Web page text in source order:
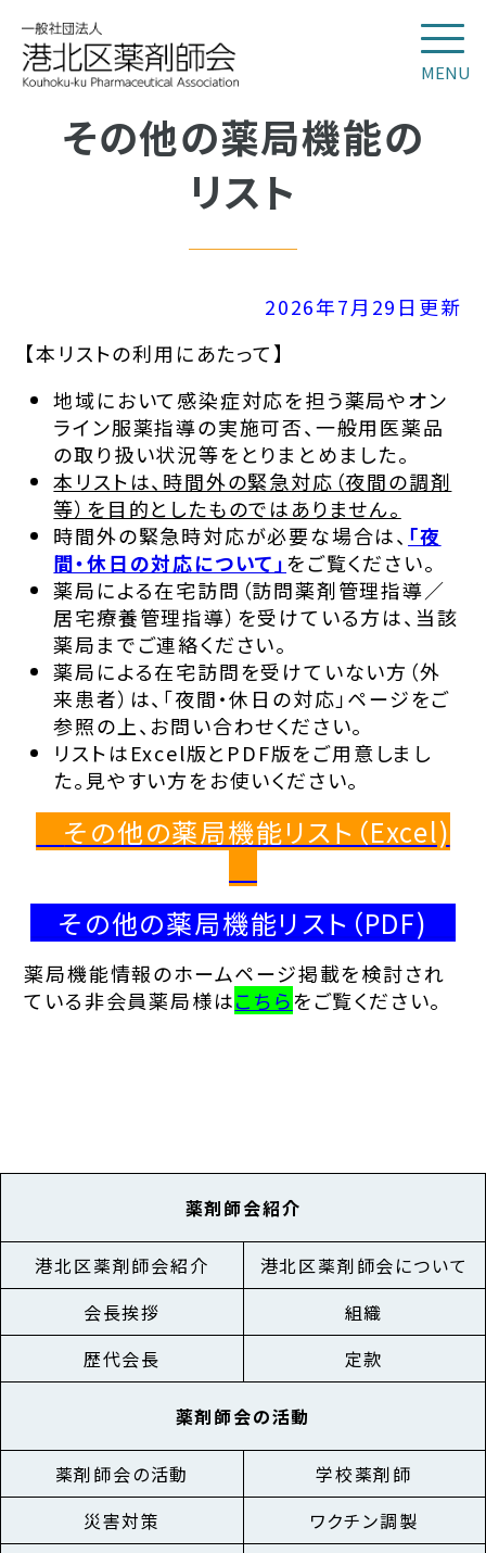
MENU
その他の薬局機能の
リスト
2026年7月29日更新
【本リストの利用にあたって】
地域において感染症対応を担う薬局やオン
ライン服薬指導の実施可否、一般用医薬品
の取り扱い状況等をとりまとめました。
本リストは、時間外の緊急対応（夜間の調剤
等）を目的としたものではありません。
時間外の緊急時対応が必要な場合は、 「夜
間・休日の対応について」をご覧ください。
薬局による在宅訪問（訪問薬剤管理指導／
居宅療養管理指導）を受けている方は、当該
薬局までご連絡ください。
薬局による在宅訪問を受けていない方（外
来患者）は、「夜間・休日の対応」ページをご
参照の上、お問い合わせください。
リストはExcel版とPDF版をご用意しまし
た。見やすい方をお使いください。
その他の薬局機能リスト（Excel)
その他の薬局機能リスト（PDF)
薬局機能情報のホームページ掲載を検討され
ている非会員薬局様はこちらをご覧ください。
薬剤師会紹介
港北区薬剤師会紹介
港北区薬剤師会について
会長挨拶
組織
歴代会長
定款
薬剤師会の活動
薬剤師会の活動
学校薬剤師
災害対策
ワクチン調製